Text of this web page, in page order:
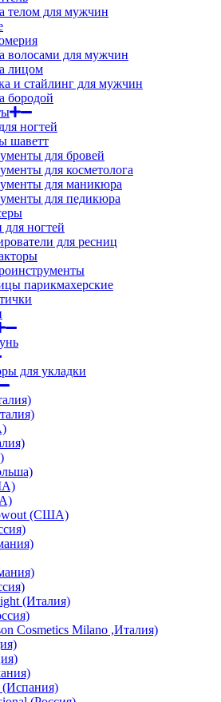
телом для мужчин
волосами для мужчин
лицом
и стайлинг для мужчин
бородой
ногтей
шаветт
для бровей
для косметолога
для маникюра
для педикюра
ногтей
для ресниц
парикмахерские
для укладки
(США)
(Италия)
Cosmetics Milano ,Италия)
(Испания)